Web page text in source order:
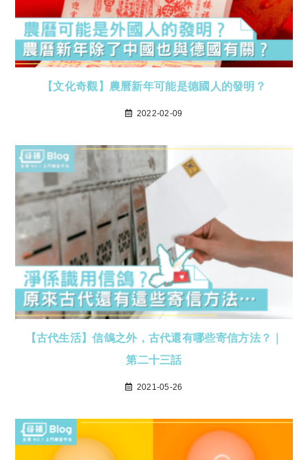
【文化奇觀】農曆新年可能是德國人的發明？
2022-02-09
【古代生活】信鴿之外，古代還有哪些寄信方法？｜
第二十三話
2021-05-26